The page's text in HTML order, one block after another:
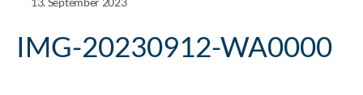
IMG-20230912-WA0000